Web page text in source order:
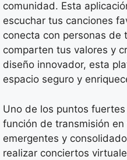
comunidad. Esta
escuchar tus canciones
conecta con personas de
comparten tus valores y
diseño innovador, esta
espacio seguro y
Uno de los puntos fuertes
función de transmisión
emergentes y
realizar conciertos